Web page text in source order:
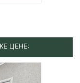
ЦЕНЕ: